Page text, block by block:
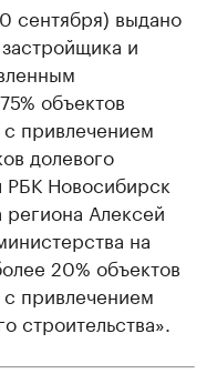
сентября) выдано
и
объектов
привлечением
долевого
РБК Новосибирск
региона Алексей
на
20% объектов
привлечением
строительства».